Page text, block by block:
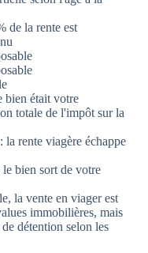
de la rente est
bien était votre
totale de l'impôt sur la
: la rente viagère échappe
le bien sort de votre
la vente en viager est
immobilières, mais
détention selon les